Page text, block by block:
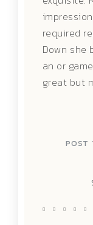
required
Down she
an or
great but
POST